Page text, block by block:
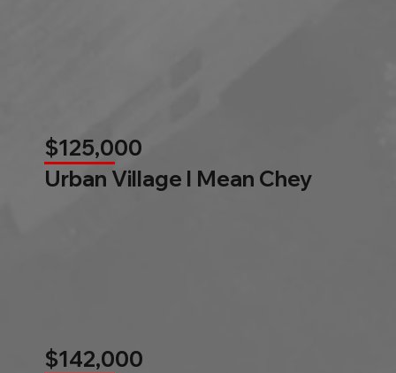
$125,000
Urban Village l Mean Chey
$142,000